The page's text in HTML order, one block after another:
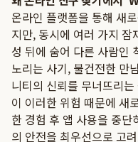
온라인 플랫폼을 통해 새
지만, 동시에 여러 가지 잠
성 뒤에 숨어 다른 사람인
노리는 사기, 불건전한 만
니티의 신뢰를 무너뜨리
이 이러한 위험 때문에 새
한 경험 후 앱 사용을 중
의 안전을 최우선으로 고